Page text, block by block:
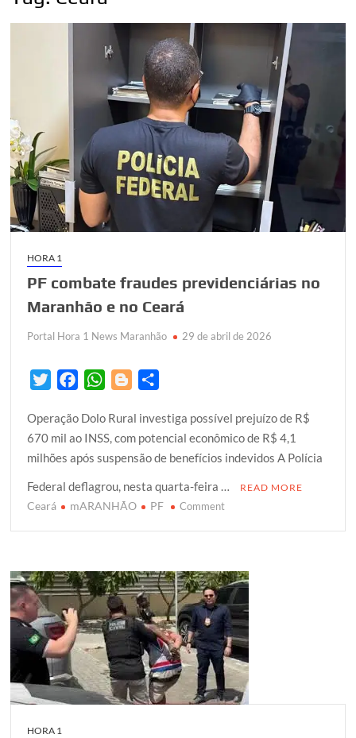
HORA 1
PF combate fraudes previdenciárias no
Maranhão e no Ceará
Portal Hora 1 News Maranhão 29 de abril de 2026
i
t
t
e
r
c
e
b
o
o
W
a
t
s
A
p
o
g
g
e
r
a
r
e
Operação Dolo Rural investiga possível prejuízo de R$
670 mil ao INSS, com potencial econômico de R$ 4,1
milhões após suspensão de benefícios indevidos A Polícia
Federal deflagrou, nesta quarta-feira …
READ MORE
Ceará mARANHÃO PF Commenton
previdenciárias
no
Maranhão
e
no
Ceará
HORA 1